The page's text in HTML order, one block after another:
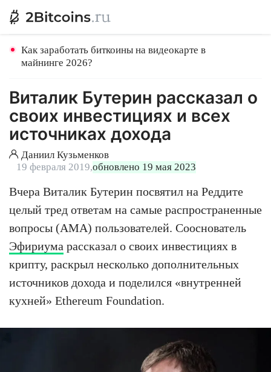
Как заработать биткоины на видеокарте в
майнинге 2026?
Виталик Бутерин рассказал о
своих инвестициях и всех
источниках дохода
Даниил Кузьменков
19 февраля 2019,обновлено 19 мая 2023
Вчера Виталик Бутерин посвятил на Реддите
целый тред ответам на самые распространенные
вопросы (AMA) пользователей. Сооснователь
Эфириума рассказал о своих инвестициях в
крипту, раскрыл несколько дополнительных
источников дохода и поделился «внутренней
кухней» Ethereum Foundation.